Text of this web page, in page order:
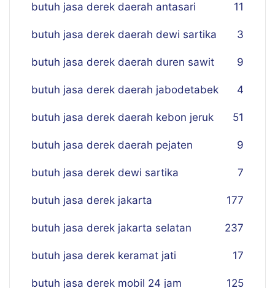
butuh jasa derek daerah antasari 11
butuh jasa derek daerah dewi sartika 3
butuh jasa derek daerah duren sawit 9
butuh jasa derek daerah jabodetabek 4
butuh jasa derek daerah kebon jeruk 51
butuh jasa derek daerah pejaten 9
butuh jasa derek dewi sartika 7
butuh jasa derek jakarta 177
butuh jasa derek jakarta selatan 237
butuh jasa derek keramat jati 17
butuh jasa derek mobil 24 jam 125